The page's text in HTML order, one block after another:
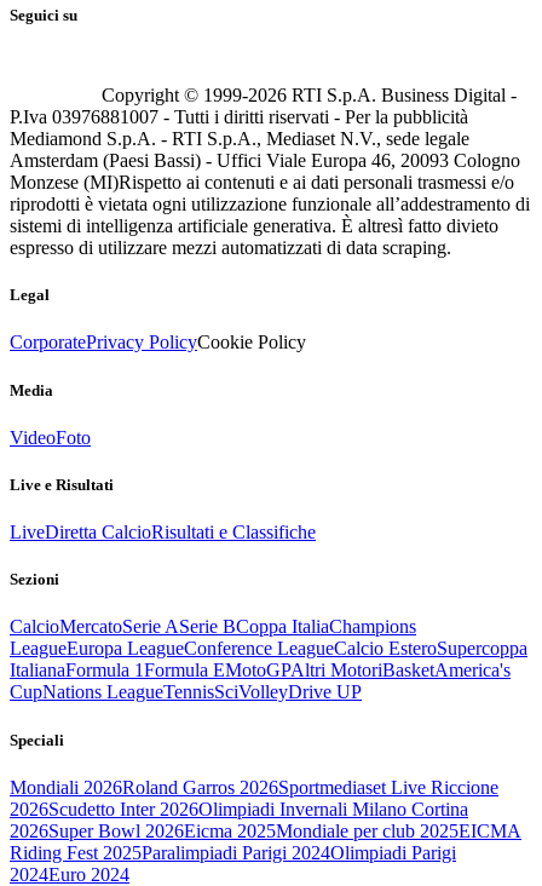
Seguici su
Copyright © 1999-2026 RTI S.p.A. Business Digital -
P.Iva 03976881007 - Tutti i diritti riservati - Per la pubblicità
Mediamond S.p.A. - RTI S.p.A., Mediaset N.V., sede legale
Amsterdam (Paesi Bassi) - Uffici Viale Europa 46, 20093 Cologno
Monzese (MI)Rispetto ai contenuti e ai dati personali trasmessi e/o
riprodotti è vietata ogni utilizzazione funzionale all’addestramento di
sistemi di intelligenza artificiale generativa. È altresì fatto divieto
espresso di utilizzare mezzi automatizzati di data scraping.
Legal
CorporatePrivacy PolicyCookie Policy
Media
VideoFoto
Live e Risultati
LiveDiretta CalcioRisultati e Classifiche
Sezioni
CalcioMercatoSerie ASerie BCoppa ItaliaChampions
LeagueEuropa LeagueConference LeagueCalcio EsteroSupercoppa
ItalianaFormula 1Formula EMotoGPAltri MotoriBasketAmerica's
CupNations LeagueTennisSciVolleyDrive UP
Speciali
Mondiali 2026Roland Garros 2026Sportmediaset Live Riccione
2026Scudetto Inter 2026Olimpiadi Invernali Milano Cortina
2026Super Bowl 2026Eicma 2025Mondiale per club 2025EICMA
Riding Fest 2025Paralimpiadi Parigi 2024Olimpiadi Parigi
2024Euro 2024